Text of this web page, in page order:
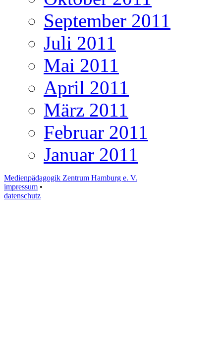
September 2011
Juli 2011
Mai 2011
April 2011
März 2011
Februar 2011
Januar 2011
Medienpädagogik Zentrum Hamburg e. V.
impressum •
datenschutz